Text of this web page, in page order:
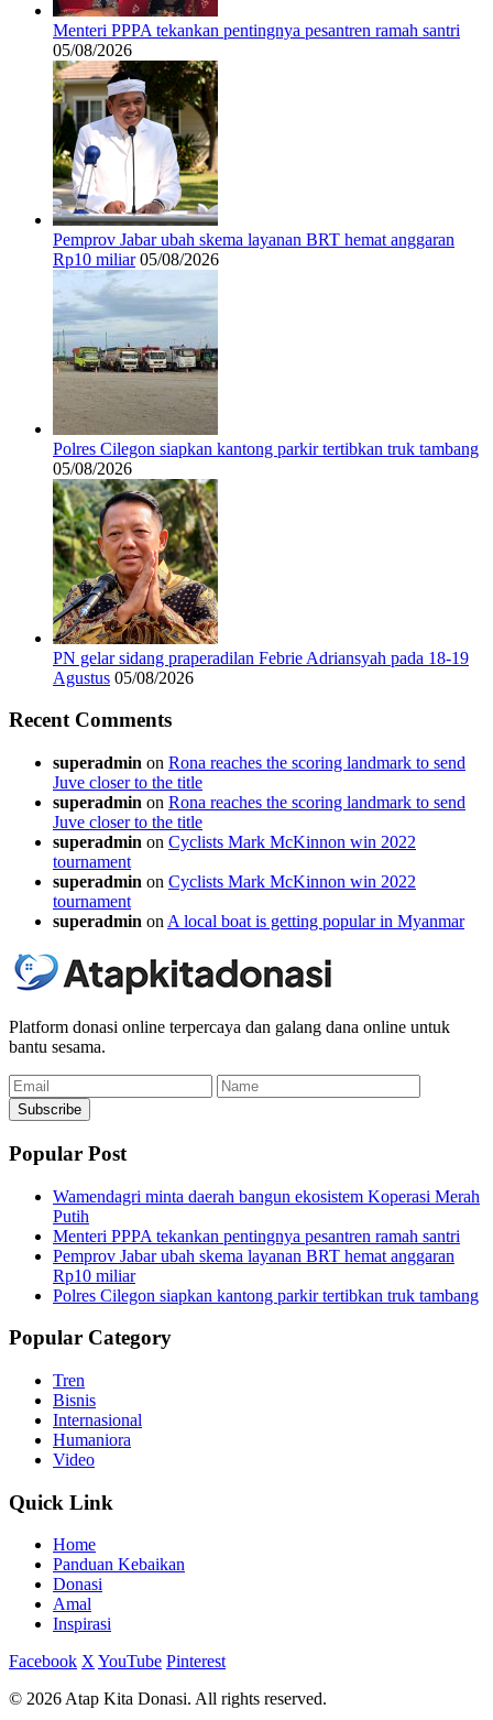
Menteri PPPA tekankan pentingnya pesantren ramah santri
05/08/2026
Pemprov Jabar ubah skema layanan BRT hemat anggaran
Rp10 miliar 05/08/2026
Polres Cilegon siapkan kantong parkir tertibkan truk tambang
05/08/2026
PN gelar sidang praperadilan Febrie Adriansyah pada 18-19
Agustus 05/08/2026
Recent Comments
superadmin on Rona reaches the scoring landmark to send
Juve closer to the title
superadmin on Rona reaches the scoring landmark to send
Juve closer to the title
superadmin on Cyclists Mark McKinnon win 2022
tournament
superadmin on Cyclists Mark McKinnon win 2022
tournament
superadmin on A local boat is getting popular in Myanmar
Platform donasi online terpercaya dan galang dana online untuk
bantu sesama.
Email
Name
Subscribe
Popular Post
Wamendagri minta daerah bangun ekosistem Koperasi Merah
Putih
Menteri PPPA tekankan pentingnya pesantren ramah santri
Pemprov Jabar ubah skema layanan BRT hemat anggaran
Rp10 miliar
Polres Cilegon siapkan kantong parkir tertibkan truk tambang
Popular Category
Tren
Bisnis
Internasional
Humaniora
Video
Quick Link
Home
Panduan Kebaikan
Donasi
Amal
Inspirasi
Facebook XYouTube Pinterest
© 2026 Atap Kita Donasi. All rights reserved.